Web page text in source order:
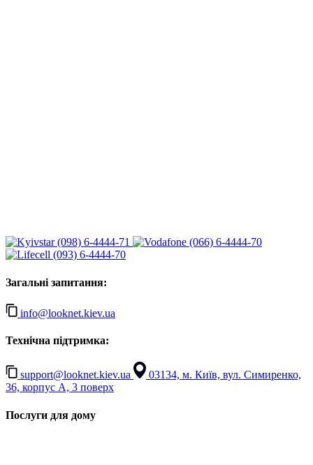
(098) 6-4444-71
(066) 6-4444-70
(093) 6-4444-70
Загальні запитання:
info@looknet.kiev.ua
Технічна підтримка:
support@looknet.kiev.ua
03134, м. Київ, вул. Симиренко,
36, корпус А, 3 поверх
Послуги для дому